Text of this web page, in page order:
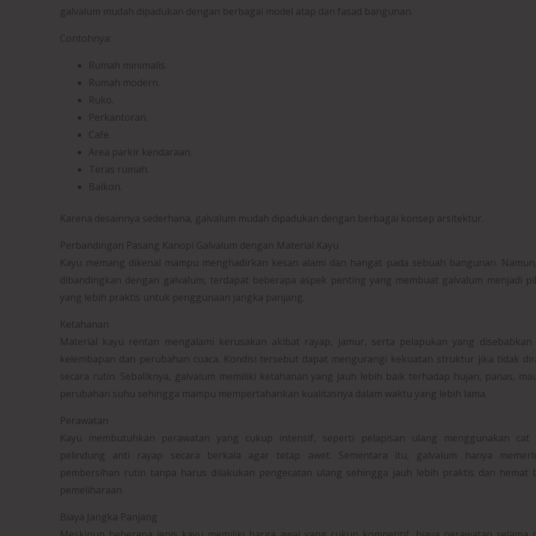
galvalum mudah dipadukan dengan berbagai model atap dan fasad bangunan.
Contohnya:
Rumah minimalis.
Rumah modern.
Ruko.
Perkantoran.
Cafe.
Area parkir kendaraan.
Teras rumah.
Balkon.
Karena desainnya sederhana, galvalum mudah dipadukan dengan berbagai konsep arsitektur.
Perbandingan Pasang Kanopi Galvalum dengan Material Kayu
Kayu memang dikenal mampu menghadirkan kesan alami dan hangat pada sebuah bangunan.
dibandingkan dengan galvalum, terdapat beberapa aspek penting yang membuat galvalum menjadi
yang lebih praktis untuk penggunaan jangka panjang.
Ketahanan
Material kayu rentan mengalami kerusakan akibat rayap, jamur, serta pelapukan yang disebabkan
kelembapan dan perubahan cuaca. Kondisi tersebut dapat mengurangi kekuatan struktur jika tidak
secara rutin. Sebaliknya, galvalum memiliki ketahanan yang jauh lebih baik terhadap hujan, panas,
perubahan suhu sehingga mampu mempertahankan kualitasnya dalam waktu yang lebih lama.
Perawatan
Kayu membutuhkan perawatan yang cukup intensif, seperti pelapisan ulang menggunakan cat
pelindung anti rayap secara berkala agar tetap awet. Sementara itu, galvalum hanya
pembersihan rutin tanpa harus dilakukan pengecatan ulang sehingga jauh lebih praktis dan hemat
pemeliharaan.
Biaya Jangka Panjang